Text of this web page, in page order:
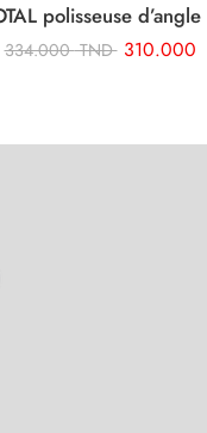
334.000TND 310.000